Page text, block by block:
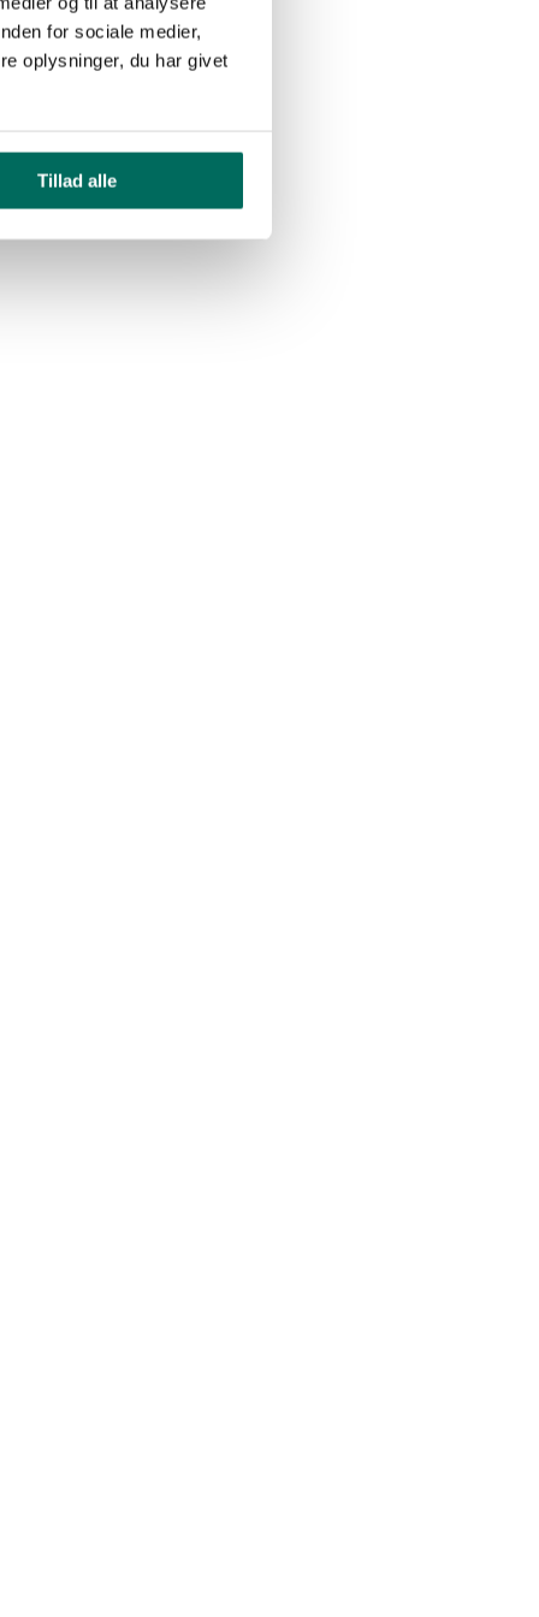
for sociale medier,
oplysninger, du har givet
Tillad alle